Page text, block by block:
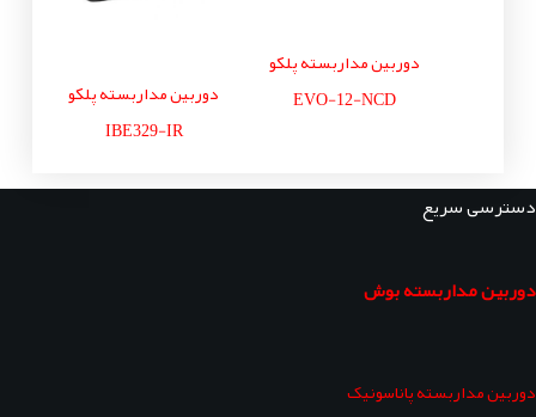
دوربین مداربسته پلکو
EVO-12-NCD
دوربین مداربسته پلکو
IBE329-IR
دسترسی سریع
دوربین مداربسته بوش
دوربین مداربسته پاناسونیک